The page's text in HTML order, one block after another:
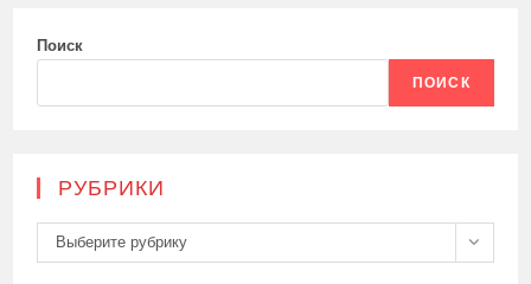
Поиск
ПОИСК
РУБРИКИ
Рубрики
Выберите рубрику